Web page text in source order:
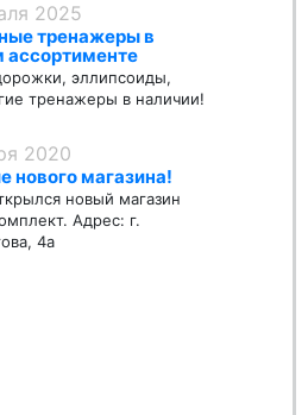
2025
тренажеры в
эллипсоиды,
тренажеры в наличии!
2020
нового магазина!
новый магазин
Адрес: г.
4а